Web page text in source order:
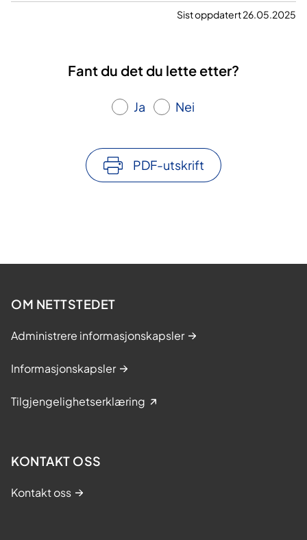
Sist oppdatert 26.05.2025
Fant du det du lette etter?
Ja Nei
PDF-utskrift
OM NETTSTEDET
Administrere informasjonskapsler
Informasjonskapsler
Tilgjengelighetserklæring
KONTAKT OSS
Kontakt oss